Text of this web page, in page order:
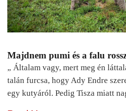
Majdnem pumi és a falu
„ Általam vagy, mert meg én
talán furcsa, hogy Ady Endre
egy kutyáról. Pedig Tisza miatt